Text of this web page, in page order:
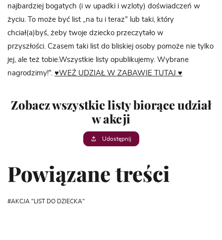
najbardziej bogatych (i w upadki i wzloty) doświadczeń w
życiu. To może być list „na tu i teraz” lub taki, który
chciał(a)byś, żeby twoje dziecko przeczytało w
przyszłości. Czasem taki list do bliskiej osoby pomoże nie tylko
jej, ale też tobie.Wszystkie listy opublikujemy. Wybrane
nagrodzimy!”. ♥WEŹ UDZIAŁ W ZABAWIE TUTAJ ♥
Zobacz wszystkie listy biorące udział
w akcji
Udostępnij
Powiązane treści
AKCJA "LIST DO DZIECKA"